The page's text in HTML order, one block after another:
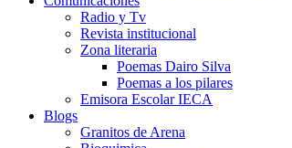
Radio y Tv
Revista institucional
Zona literaria
Poemas Dairo Silva
Poemas a los pilares
Emisora Escolar IECA
Blogs
Granitos de Arena